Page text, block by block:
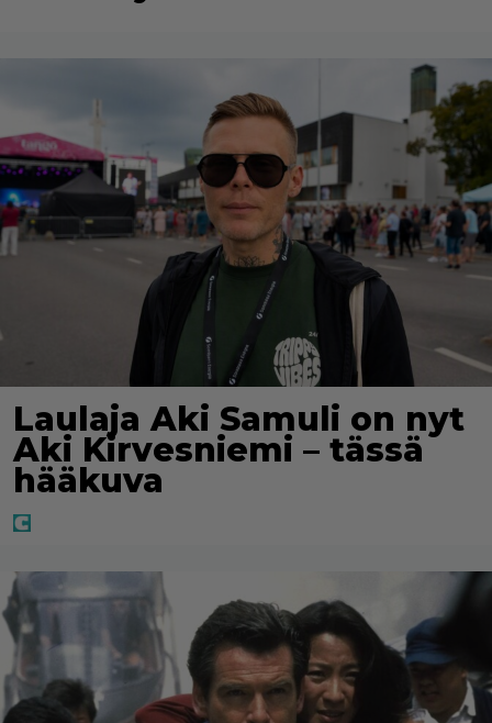
Laulaja Aki Samuli on nyt
Aki Kirvesniemi – tässä
hääkuva